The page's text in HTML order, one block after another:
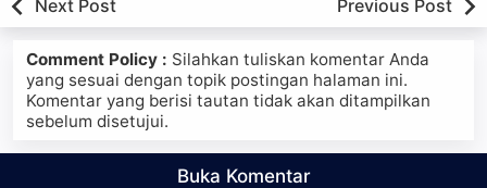
Next Post Previous Post
Comment Policy : Silahkan tuliskan komentar Anda
yang sesuai dengan topik postingan halaman ini.
Komentar yang berisi tautan tidak akan ditampilkan
sebelum disetujui.
Buka Komentar